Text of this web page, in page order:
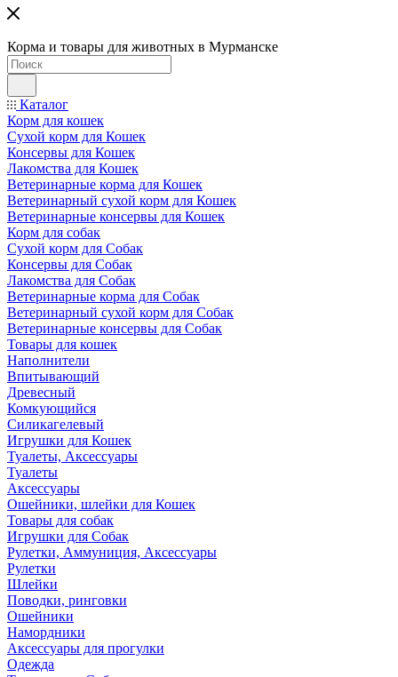
Корма и товары для животных в Мурманске
Каталог
Корм для кошек
Сухой корм для Кошек
Консервы для Кошек
Лакомства для Кошек
Ветеринарные корма для Кошек
Ветеринарный сухой корм для Кошек
Ветеринарные консервы для Кошек
Корм для собак
Сухой корм для Собак
Консервы для Собак
Лакомства для Собак
Ветеринарные корма для Собак
Ветеринарный сухой корм для Собак
Ветеринарные консервы для Собак
Товары для кошек
Наполнители
Впитывающий
Древесный
Комкующийся
Силикагелевый
Игрушки для Кошек
Туалеты, Аксессуары
Туалеты
Аксессуары
Ошейники, шлейки для Кошек
Товары для собак
Игрушки для Собак
Рулетки, Аммуниция, Аксессуары
Рулетки
Шлейки
Поводки, ринговки
Ошейники
Намордники
Аксессуары для прогулки
Одежда